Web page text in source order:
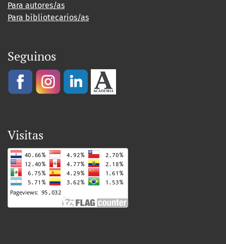
Para autores/as
Para bibliotecarios/as
Seguinos
Visitas